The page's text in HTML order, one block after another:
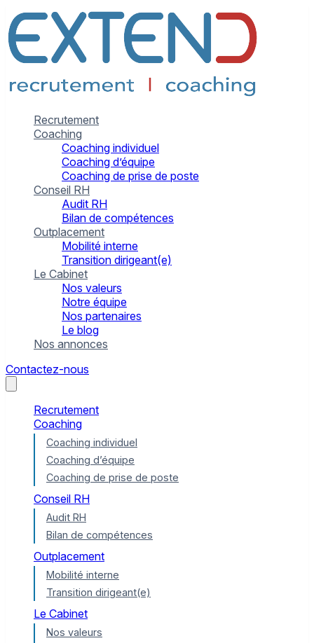
Recrutement
Coaching
Coaching individuel
Coaching d’équipe
Coaching de prise de poste
Conseil RH
Audit RH
Bilan de compétences
Outplacement
Mobilité interne
Transition dirigeant(e)
Le Cabinet
Nos valeurs
Notre équipe
Nos partenaires
Le blog
Nos annonces
Contactez-nous
Recrutement
Coaching
Coaching individuel
Coaching d’équipe
Coaching de prise de poste
Conseil RH
Audit RH
Bilan de compétences
Outplacement
Mobilité interne
Transition dirigeant(e)
Le Cabinet
Nos valeurs